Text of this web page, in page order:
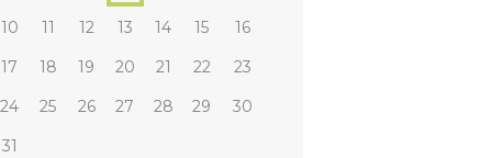
10
11 12 13 14 15
16
17
18 19 20 21 22
23
24
25 26 27 28 29
30
31